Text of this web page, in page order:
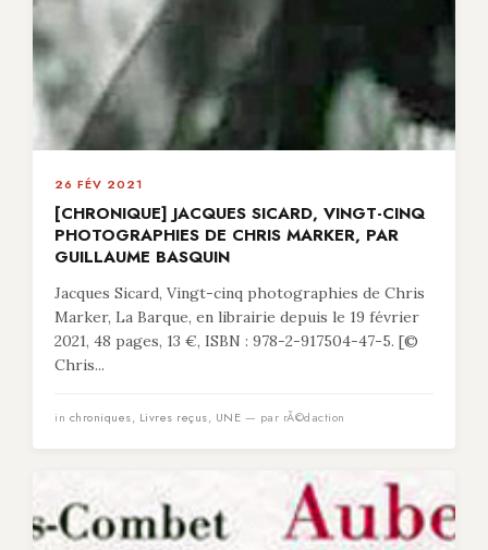
26 FÉV 2021
[CHRONIQUE] JACQUES SICARD, VINGT-CINQ
PHOTOGRAPHIES DE CHRIS MARKER, PAR
GUILLAUME BASQUIN
Jacques Sicard, Vingt-cinq photographies de Chris
Marker, La Barque, en librairie depuis le 19 février
2021, 48 pages, 13 €, ISBN : 978-2-917504-47-5. [©
Chris...
in chroniques, Livres reçus, UNE — par rÃ©daction